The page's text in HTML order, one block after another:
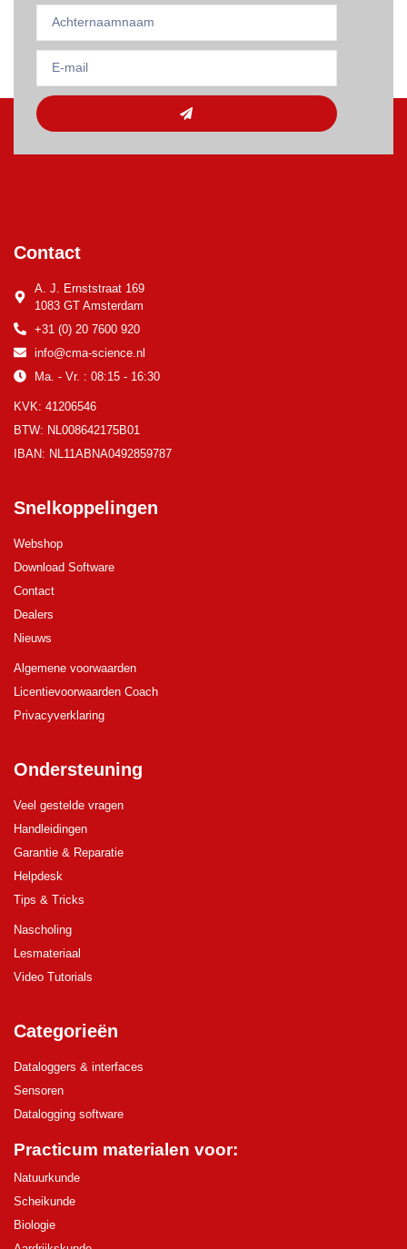
Contact
A. J. Ernststraat 169
1083 GT Amsterdam
+31 (0) 20 7600 920
info@cma-science.nl
Ma. - Vr. : 08:15 - 16:30
KVK: 41206546
BTW: NL008642175B01
IBAN: NL11ABNA0492859787
Snelkoppelingen
Webshop
Download Software
Contact
Dealers
Nieuws
Algemene voorwaarden
Licentievoorwaarden Coach
Privacyverklaring
Ondersteuning
Veel gestelde vragen
Handleidingen
Garantie & Reparatie
Helpdesk
Tips & Tricks
Nascholing
Lesmateriaal
Video Tutorials
Categorieën
Dataloggers & interfaces
Sensoren
Datalogging software
Practicum materialen voor:
Natuurkunde
Scheikunde
Biologie